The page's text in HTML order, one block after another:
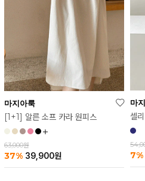
마지아룩
[1+1] 알른 소프 카라 원피스
63,000원
37% 39,900원
마
셀
7%